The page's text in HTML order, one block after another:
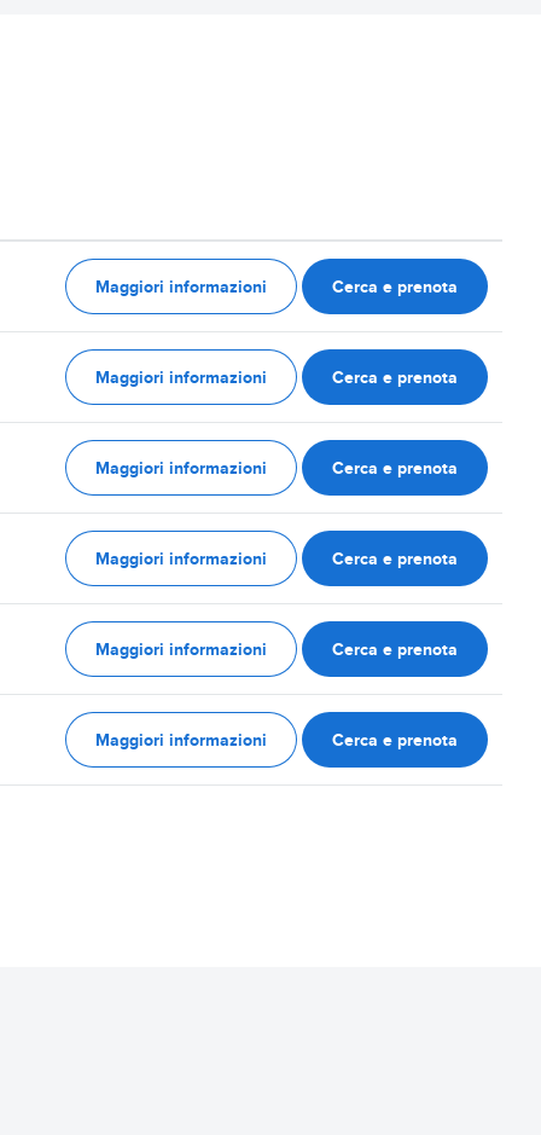
Maggiori informazioni Cerca e prenota
Maggiori informazioni Cerca e prenota
Maggiori informazioni Cerca e prenota
Maggiori informazioni Cerca e prenota
Maggiori informazioni Cerca e prenota
Maggiori informazioni Cerca e prenota